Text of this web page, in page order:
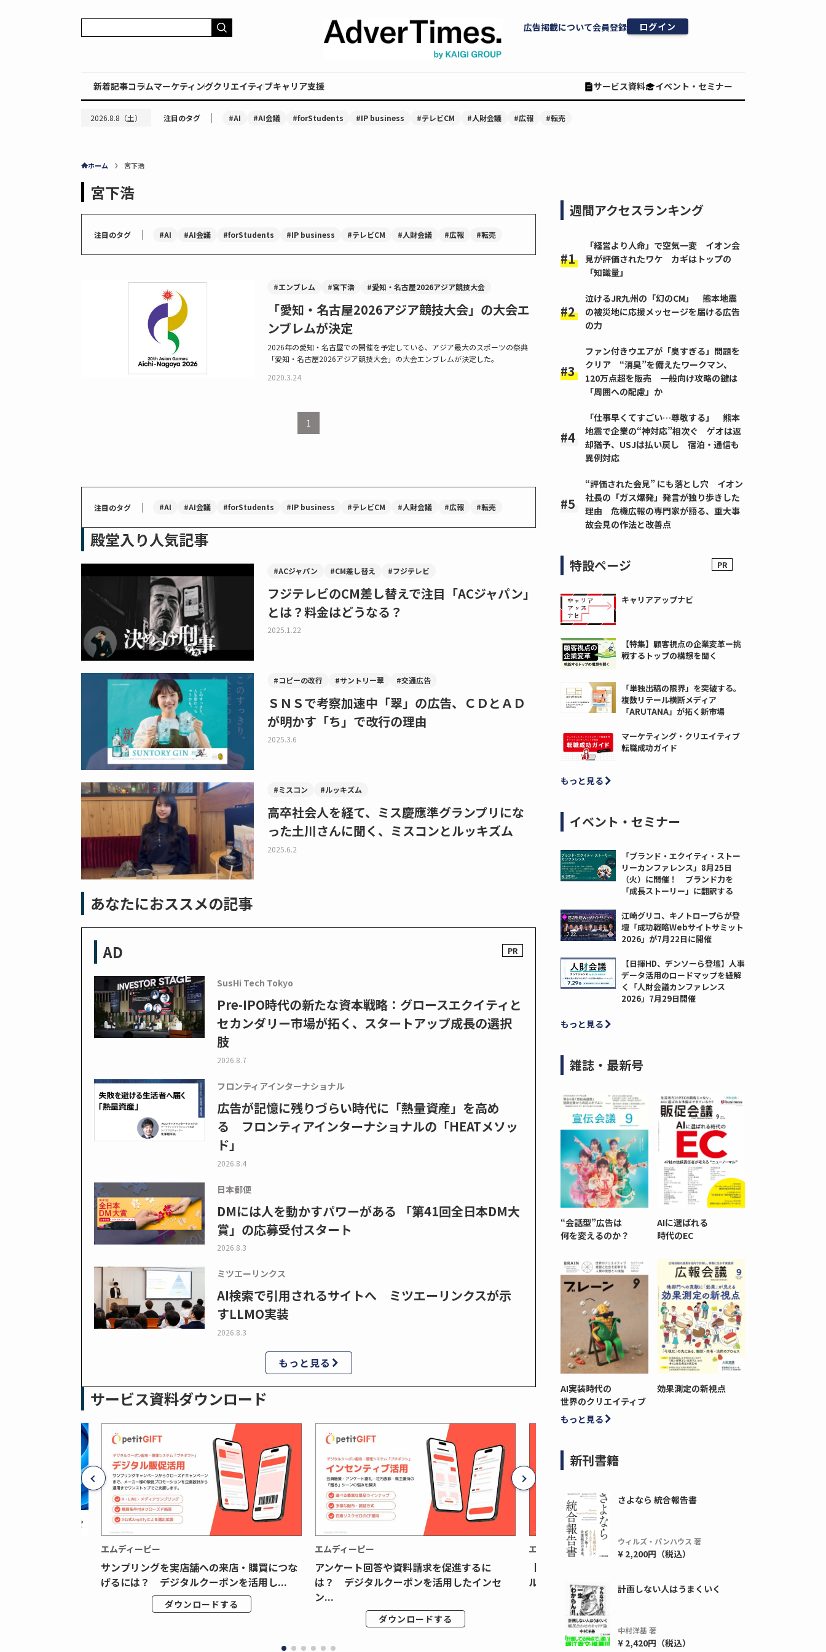
広告掲載について会員登録 ログイン
新着記事コラムマーケティングクリエイティブキャリア支援 サービス資料 イベント・セミナー
2026.8.8（土） 注目のタグ ｜ #AI #AI会議 #forStudents #IP business #テレビCM #人財会議 #広報 #転売
ホーム 宮下浩
宮下浩
注目のタグ ｜ #AI #AI会議 #forStudents #IP business #テレビCM #人財会議 #広報 #転売
#エンブレム #宮下浩 #愛知・名古屋2026アジア競技大会
「愛知・名古屋2026アジア競技大会」の大会エ
ンブレムが決定
2026年の愛知・名古屋での開催を予定している、アジア最大のスポーツの祭典
「愛知・名古屋2026アジア競技大会」の大会エンブレムが決定した。
2020.3.24
1
注目のタグ ｜ #AI #AI会議 #forStudents #IP business #テレビCM #人財会議 #広報 #転売
殿堂入り人気記事
#ACジャパン #CM差し替え #フジテレビ
フジテレビのCM差し替えで注目「ACジャパン」
とは？料金はどうなる？
2025.1.22
#コピーの改行 #サントリー翠 #交通広告
ＳＮＳで考察加速中「翠」の広告、ＣＤとＡＤ
が明かす「ち」で改行の理由
2025.3.6
#ミスコン #ルッキズム
高卒社会人を経て、ミス慶應準グランプリにな
った土川さんに聞く、ミスコンとルッキズム
2025.6.2
あなたにおススメの記事
AD
SusHi Tech Tokyo
Pre-IPO時代の新たな資本戦略：グロースエクイティと
セカンダリー市場が拓く、スタートアップ成長の選択
肢
2026.8.7
フロンティアインターナショナル
広告が記憶に残りづらい時代に「熱量資産」を高め
る フロンティアインターナショナルの「HEATメソッ
ド」
2026.8.4
日本郵便
DMには人を動かすパワーがある 「第41回全日本DM大
賞」の応募受付スタート
2026.8.3
ミツエーリンクス
AI検索で引用されるサイトへ ミツエーリンクスが示
すLLMO実装
2026.8.3
もっと見る
サービス資料ダウンロード
エムディーピー
サンプリングを実店舗への来店・購買につな
げるには？ デジタルクーポンを活用し...
ダウンロードする
エムディーピー
アンケート回答や資料請求を促進するに
は？ デジタルクーポンを活用したインセ
ン...
ダウンロードする
エムディーピー
【月間1,000万本以上の配布実績！】デジタ
ルクーポンを活用した販促キャンペーンを...
ダウンロードする
週間アクセスランキング
「経営より人命」で空気一変 イオン会
見が評価されたワケ カギはトップの
「知識量」
泣けるJR九州の「幻のCM」 熊本地震
の被災地に応援メッセージを届ける広告
の力
ファン付きウエアが「臭すぎる」問題を
クリア “消臭”を備えたワークマン、
120万点超を販売 一般向け攻略の鍵は
「周囲への配慮」か
「仕事早くてすごい…尊敬する」 熊本
地震で企業の“神対応”相次ぐ ゲオは返
却猶予、USJは払い戻し 宿泊・通信も
異例対応
“評価された会見” にも落とし穴 イオン
社長の「ガス爆発」発言が独り歩きした
理由 危機広報の専門家が語る、重大事
故会見の作法と改善点
特設ページ
キャリアアップナビ
【特集】顧客視点の企業変革ー挑
戦するトップの構想を聞く
「単独出稿の限界」を突破する。
複数リテール横断メディア
「ARUTANA」が拓く新市場
マーケティング・クリエイティブ
転職成功ガイド
もっと見る
イベント・セミナー
「ブランド・エクイティ・ストー
リーカンファレンス」8月25日
（火）に開催！ ブランド力を
「成長ストーリー」に翻訳する
江崎グリコ、キノトロープらが登
壇「成功戦略Webサイトサミット
2026」が7月22日に開催
【日揮HD、デンソーら登壇】人事
データ活用のロードマップを紐解
く「人財会議カンファレンス
2026」7月29日開催
もっと見る
雑誌・最新号
“会話型”広告は
何を変えるのか？
AIに選ばれる
時代のEC
AI実装時代の
世界のクリエイティブ
効果測定の新視点
もっと見る
新刊書籍
さよなら 統合報告書
ウィルズ・パンハウス 著
¥ 2,200円（税込）
計画しない人はうまくいく
中村洋基 著
¥ 2,420円（税込）